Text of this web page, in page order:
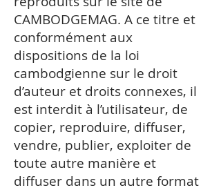
CAMBODGEMAG. A ce titre et
conformément aux
dispositions de la loi
cambodgienne sur le droit
d’auteur et droits connexes, il
est interdit à l’utilisateur, de
copier, reproduire, diffuser,
vendre, publier, exploiter de
toute autre manière et
diffuser dans un autre format